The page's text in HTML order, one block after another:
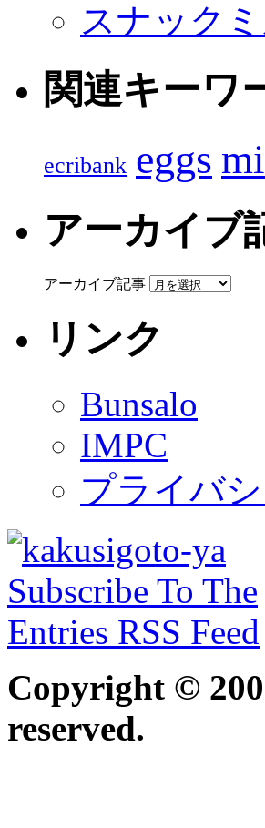
スナック
関連キーワ
ecribank eggs
アーカイブ
アーカイブ記事
リンク
Bunsalo
IMPC
プライバ
Copyright ©
reserved.